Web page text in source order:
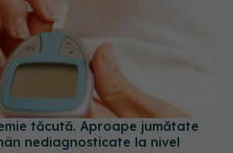
tăcută. Aproape jumătate
nediagnosticate la nivel